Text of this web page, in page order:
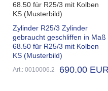
Zylinder R25/3 Zylinder
gebraucht geschliffen in Maß
68.50 für R25/3 mit Kolben
KS (Musterbild)
Art.: 0010006.2 690.00